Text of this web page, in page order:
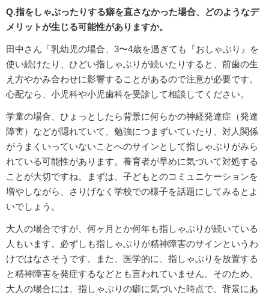
Q.指をしゃぶったりする癖を直さなかった場合、どのようなデ
メリットが生じる可能性がありますか。
田中さん「乳幼児の場合、3〜4歳を過ぎても『おしゃぶり』を
使い続けたり、ひどい指しゃぶりが続いたりすると、前歯の生
え方やかみ合わせに影響することがあるので注意が必要です。
心配なら、小児科や小児歯科を受診して相談してください。
学童の場合、ひょっとしたら背景に何らかの神経発達症（発達
障害）などが隠れていて、勉強につまずいていたり、対人関係
がうまくいっていないことへのサインとして指しゃぶりがみら
れている可能性があります。養育者が早めに気づいて対処する
ことが大切ですね。まずは、子どもとのコミュニケーションを
増やしながら、さりげなく学校での様子を話題にしてみるとよ
いでしょう。
大人の場合ですが、何ヶ月とか何年も指しゃぶりが続いている
人もいます。必ずしも指しゃぶりが精神障害のサインというわ
けではなさそうです。また、医学的に、指しゃぶりを放置する
と精神障害を発症するなどとも言われていません。そのため、
大人の場合には、指しゃぶりの癖に気づいた時点で、背景にあ